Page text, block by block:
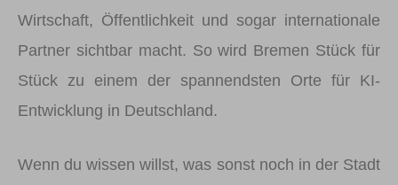
Wirtschaft, Öffentlichkeit und sogar internationale
Partner sichtbar macht. So wird Bremen Stück für
Stück zu einem der spannendsten Orte für KI-
Entwicklung in Deutschland.
Wenn du wissen willst, was sonst noch in der Stadt